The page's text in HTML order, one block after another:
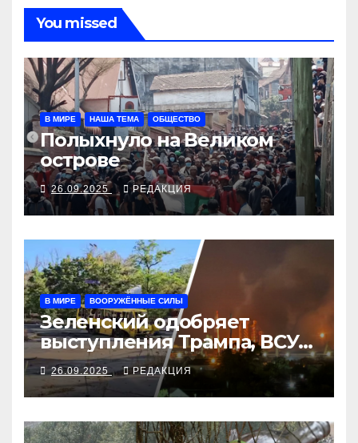
You missed
В МИРЕ НАША ТЕМА ОБЩЕСТВО
Полыхнуло на Великом
острове
26.09.2025 РЕДАКЦИЯ
В МИРЕ ВООРУЖЁННЫЕ СИЛЫ
Зеленский одобряет
выступления Трампа, ВСУ
закрыли Добропольский
рубеж
26.09.2025 РЕДАКЦИЯ